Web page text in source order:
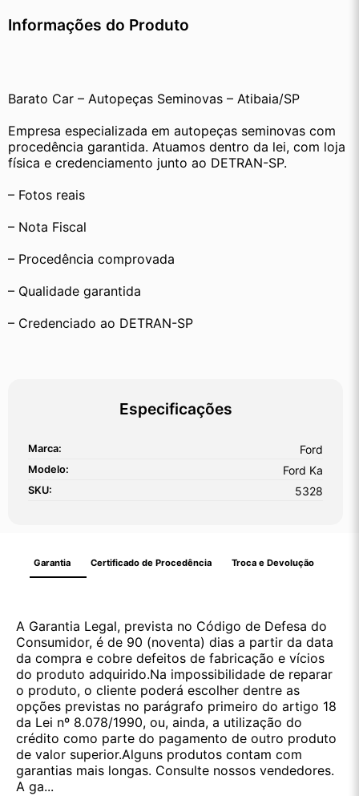
Informações do Produto
Barato Car – Autopeças Seminovas – Atibaia/SP
Empresa especializada em autopeças seminovas com
procedência garantida. Atuamos dentro da lei, com loja
física e credenciamento junto ao DETRAN-SP.
– Fotos reais
– Nota Fiscal
– Procedência comprovada
– Qualidade garantida
– Credenciado ao DETRAN-SP
Especificações
Marca: Ford
Modelo: Ford Ka
SKU: 5328
Garantia Certificado de Procedência Troca e Devolução
A Garantia Legal, prevista no Código de Defesa do
Consumidor, é de 90 (noventa) dias a partir da data
da compra e cobre defeitos de fabricação e vícios
do produto adquirido.Na impossibilidade de reparar
o produto, o cliente poderá escolher dentre as
opções previstas no parágrafo primeiro do artigo 18
da Lei nº 8.078/1990, ou, ainda, a utilização do
crédito como parte do pagamento de outro produto
de valor superior.Alguns produtos contam com
garantias mais longas. Consulte nossos vendedores.
A ga...